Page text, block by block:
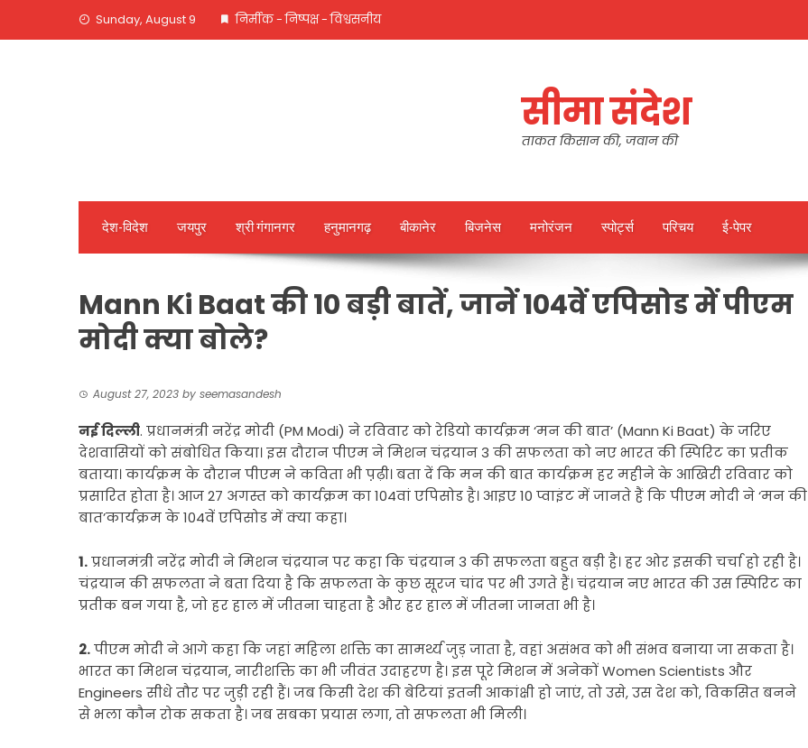
Sunday, August 9 निर्मीक - निष्पक्ष - विश्वसनीय
सीमा संदेश
ताकत किसान की, जवान की
देश-विदेश जयपुर श्री गंगानगर हनुमानगढ़ बीकानेर बिजनेस मनोरंजन स्पोर्ट्स परिचय ई-पेपर
Mann Ki Baat की 10 बड़ी बातें, जानें 104वें एपिसोड में पीएम
मोदी क्या बोले?
August 27, 2023 by seemasandesh
नई दिल्ली. प्रधानमंत्री नरेंद्र मोदी (PM Modi) ने रविवार को रेडियो कार्यक्रम ‘मन की बात’ (Mann Ki Baat) के जरिए
देशवासियों को संबोधित किया। इस दौरान पीएम ने मिशन चंद्रयान 3 की सफलता को नए भारत की स्पिरिट का प्रतीक
बताया। कार्यक्रम के दौरान पीएम ने कविता भी प़ढ़ी। बता दें कि मन की बात कार्यक्रम हर महीने के आखिरी रविवार को
प्रसारित होता है। आज 27 अगस्त को कार्यक्रम का 104वां एपिसोड है। आइए 10 प्वाइंट में जानते हैं कि पीएम मोदी ने ‘मन की
बात’कार्यक्रम के 104वें एपिसोड में क्या कहा।
1.प्रधानमंत्री नरेंद्र मोदी ने मिशन चंद्रयान पर कहा कि चंद्रयान 3 की सफलता बहुत बड़ी है। हर ओर इसकी चर्चा हो रही है।
चंद्रयान की सफलता ने बता दिया है कि सफलता के कुछ सूरज चांद पर भी उगते हैं। चंद्रयान नए भारत की उस स्पिरिट का
प्रतीक बन गया है, जो हर हाल में जीतना चाहता है और हर हाल में जीतना जानता भी है।
2.पीएम मोदी ने आगे कहा कि जहां महिला शक्ति का सामर्थ्य जुड़ जाता है, वहां असंभव को भी संभव बनाया जा सकता है।
भारत का मिशन चंद्रयान, नारीशक्ति का भी जीवंत उदाहरण है। इस पूरे मिशन में अनेकों Women Scientists और
Engineers सीधे तौर पर जुड़ी रही हैं। जब किसी देश की बेटियां इतनी आकांक्षी हो जाएं, तो उसे, उस देश को, विकसित बनने
से भला कौन रोक सकता है। जब सबका प्रयास लगा, तो सफलता भी मिली।